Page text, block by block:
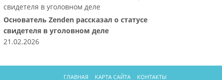
Основатель Zenden рассказал о статусе
свидетеля в уголовном деле
21.02.2026
ГЛАВНАЯ КАРТА САЙТА КОНТАКТЫ